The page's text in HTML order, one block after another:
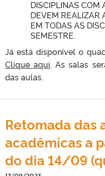
DISCIPLINAS COM
DEVEM REALIZAR
EM TODAS AS
SEMESTRE.
Já está disponível o
Clique aqui. As salas
das aulas.
Retomada das
acadêmicas a
do dia 14/09